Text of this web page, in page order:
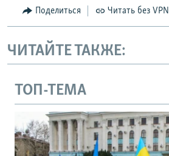
Поделиться Читать без VPN
ЧИТАЙТЕ ТАКЖЕ:
ТОП-ТЕМА